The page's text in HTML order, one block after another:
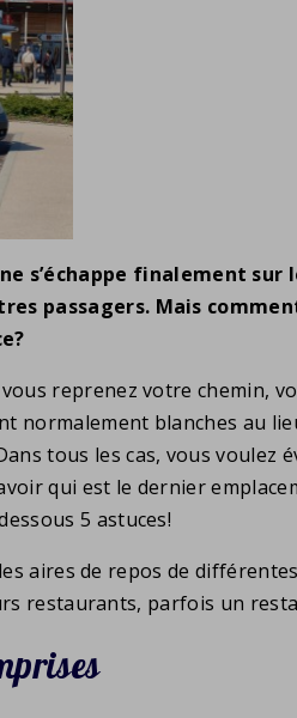
s’échappe finalement sur
passagers. Mais
reprenez votre chemin,
blanches au
tous les cas, vous voulez
qui est le dernier
5 astuces!
aires de repos de
restaurants, parfois un